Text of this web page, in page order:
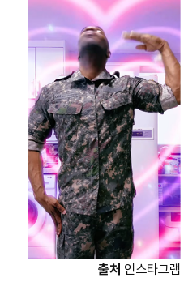
출처 인스타그램